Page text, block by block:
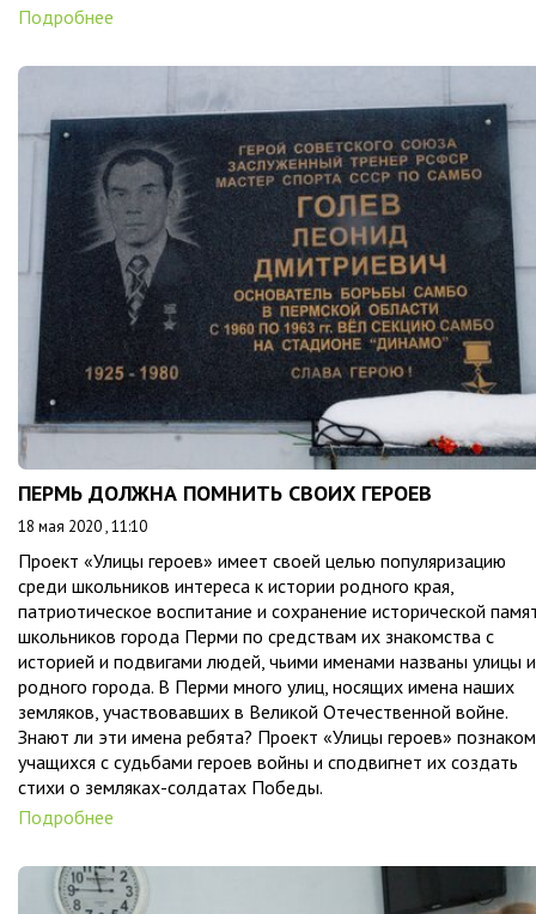
Подробнее
ПЕРМЬ ДОЛЖНА ПОМНИТЬ СВОИХ ГЕРОЕВ
18 мая 2020 , 11:10
Проект «Улицы героев» имеет своей целью популяризацию
среди школьников интереса к истории родного края,
патриотическое воспитание и сохранение исторической
школьников города Перми по средствам их знакомства с
историей и подвигами людей, чьими именами названы улицы
родного города. В Перми много улиц, носящих имена наших
земляков, участвовавших в Великой Отечественной войне.
Знают ли эти имена ребята? Проект «Улицы героев»
учащихся с судьбами героев войны и сподвигнет их создать
стихи о земляках-солдатах Победы.
Подробнее